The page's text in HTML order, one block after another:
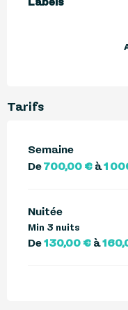
Tarifs
Semaine
De700,00 € à1
Nuitée
Min 3 nuits
De130,00 € à